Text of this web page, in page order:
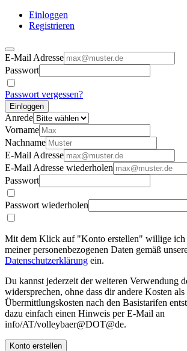
Einloggen
Registrieren
E-Mail Adresse
Passwort
Passwort vergessen?
Einloggen
Anrede
Vorname
Nachname
E-Mail Adresse
E-Mail Adresse wiederholen
Passwort
Passwort wiederholen
Mit dem Klick auf "Konto erstellen" willige ich
meiner personenbezogenen Daten gemäß
Datenschutzerklärung ein.
Du kannst jederzeit der weiteren Verwendung
widersprechen, ohne dass dir andere Kosten als
Übermittlungskosten nach den Basistarifen
dazu einfach einen Hinweis per E-Mail an
info/AT/volleybaer@DOT@de.
Konto erstellen